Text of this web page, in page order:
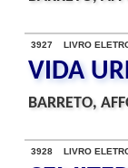
3927 LIVRO
VIDA
BARRETO,
3928 LIVRO